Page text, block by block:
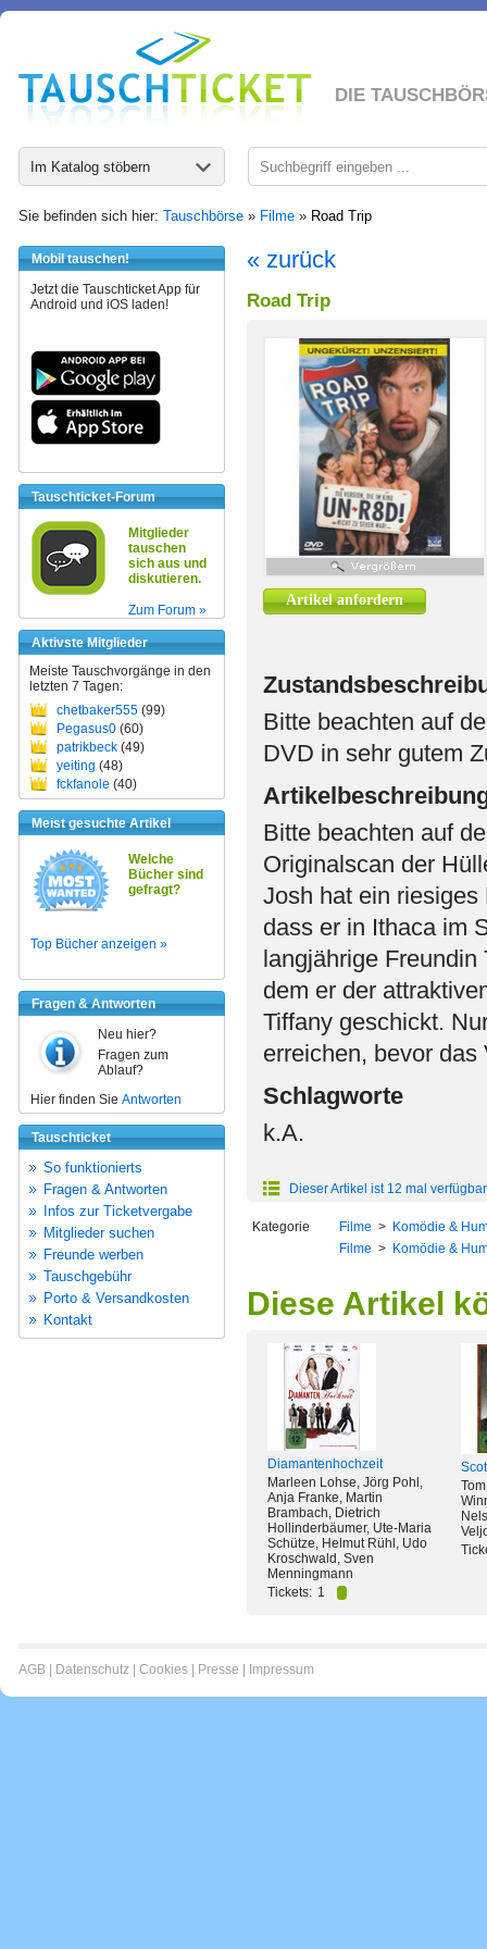
DIE
Im Katalog stöbern
Sie befinden sich hier: Tauschbörse » Filme » Road Trip
Mobil tauschen!
Jetzt die Tauschticket App für
Android und iOS laden!
Tauschticket-Forum
Mitglieder
tauschen
sich aus und
diskutieren.
Zum Forum »
Aktivste Mitglieder
Meiste Tauschvorgänge in den
letzten 7 Tagen:
chetbaker555 (99)
Pegasus0 (60)
patrikbeck (49)
yeiting (48)
fckfanole (40)
Meist gesuchte Artikel
Welche
Bücher sind
gefragt?
Top Bücher anzeigen »
Fragen & Antworten
Neu hier?
Fragen zum
Ablauf?
Hier finden Sie Antworten
Tauschticket
So funktionierts
Fragen & Antworten
Infos zur Ticketvergabe
Mitglieder suchen
Freunde werben
Tauschgebühr
Porto & Versandkosten
Kontakt
« zurück
Road Trip
Artikel anfordern
Bitte beachten auf
DVD in sehr gutem
Bitte beachten auf
Originalscan der
Josh hat ein riesiges
dass er in Ithaca im
langjährige
dem er der
Tiffany geschickt.
erreichen, bevor
Schlagworte
k.A.
Dieser Artikel ist 12 mal verfügbar
Kategorie Filme > Komödie &
Filme > Komödie &
Diese Artikel
Diamantenhochzeit
Marleen Lohse, Jörg Pohl,
Anja Franke, Martin
Brambach, Dietrich
Hollinderbäumer, Ute-Maria
Schütze, Helmut Rühl, Udo
Kroschwald, Sven
Menningmann
Tickets: 1
AGB Datenschutz Cookies Presse Impressum